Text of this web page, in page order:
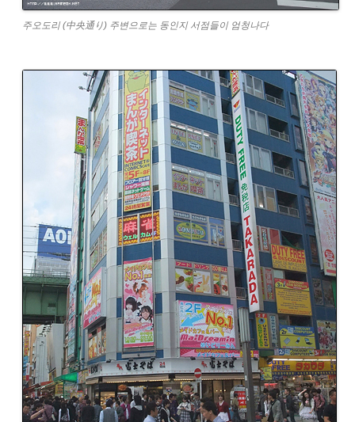
주오도리 (中央通り) 주변으로는 동인지 서점들이 엄청나다